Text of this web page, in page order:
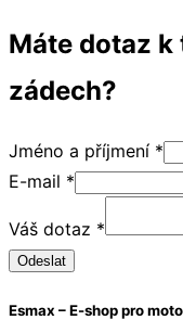
na
-
XL
množství
Máte dotaz
zádech?
Jméno a příjmení *
E-mail *
Jméno
příjmení
Váš dotaz *
Odeslat
Esmax – E-shop pro